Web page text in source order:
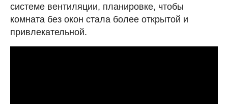
системе вентиляции, планировке, чтобы
комната без окон стала более открытой и
привлекательной.